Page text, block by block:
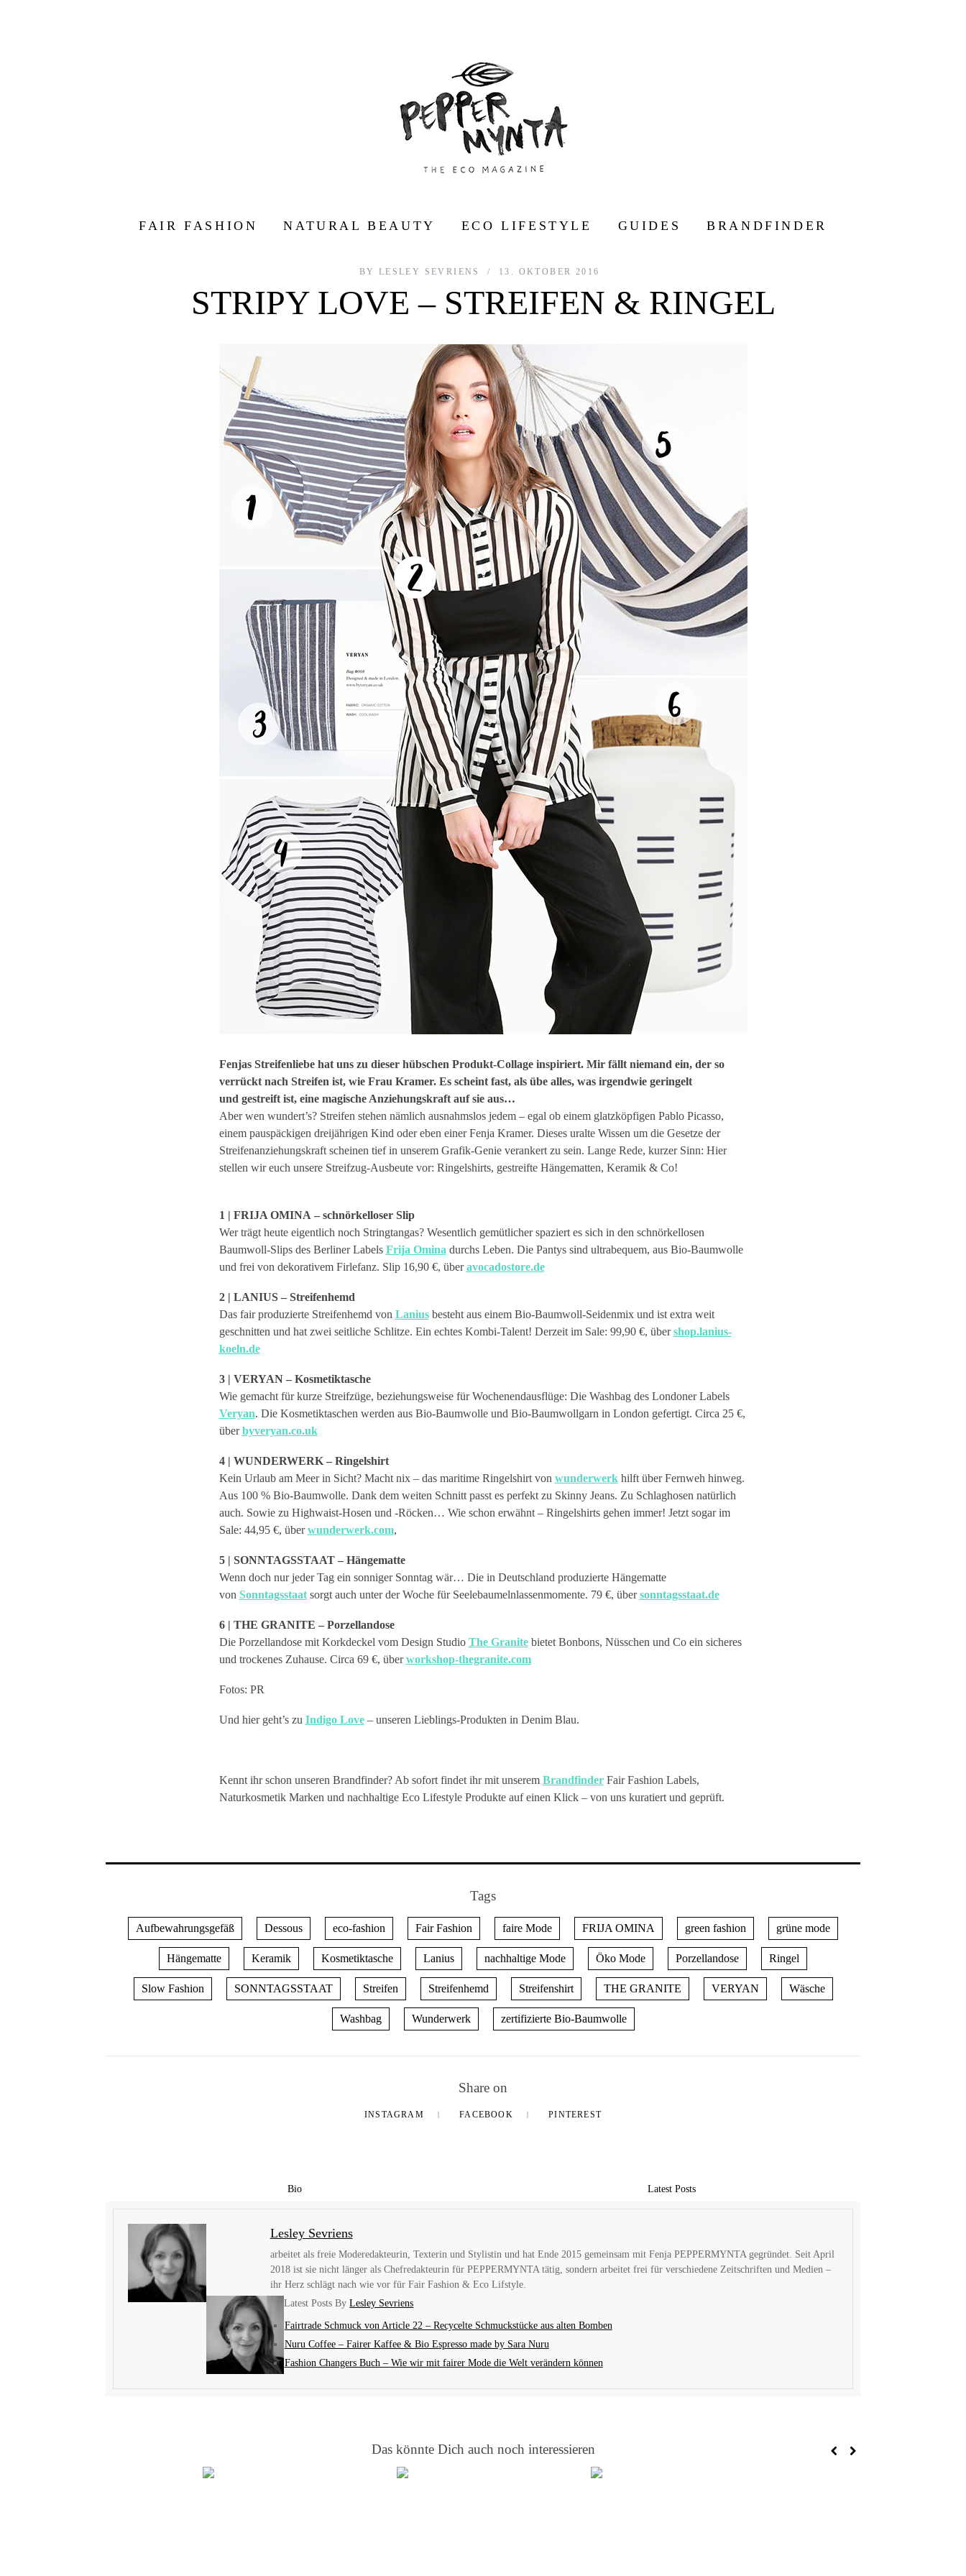
FAIR FASHION NATURAL BEAUTY ECO LIFESTYLE GUIDES BRANDFINDER
BY LESLEY SEVRIENS 13. OKTOBER 2016
STRIPY LOVE – STREIFEN & RINGEL
Fenjas Streifenliebe hat uns zu dieser hübschen Produkt-Collage inspiriert. Mir fällt niemand ein, der so
verrückt nach Streifen ist, wie Frau Kramer. Es scheint fast, als übe alles, was irgendwie geringelt
und gestreift ist, eine magische Anziehungskraft auf sie aus…
Aber wen wundert’s? Streifen stehen nämlich ausnahmslos jedem – egal ob einem glatzköpfigen Pablo Picasso,
einem pauspäckigen dreijährigen Kind oder eben einer Fenja Kramer. Dieses uralte Wissen um die Gesetze der
Streifenanziehungskraft scheinen tief in unserem Grafik-Genie verankert zu sein. Lange Rede, kurzer Sinn: Hier
stellen wir euch unsere Streifzug-Ausbeute vor: Ringelshirts, gestreifte Hängematten, Keramik & Co!
1 | FRIJA OMINA – schnörkelloser Slip
Wer trägt heute eigentlich noch Stringtangas? Wesentlich gemütlicher spaziert es sich in den schnörkellosen
Baumwoll-Slips des Berliner Labels Frija Omina durchs Leben. Die Pantys sind ultrabequem, aus Bio-Baumwolle
und frei von dekorativem Firlefanz. Slip 16,90 €, überavocadostore.de
2 | LANIUS – Streifenhemd
Das fair produzierte Streifenhemd von Laniusbesteht aus einem Bio-Baumwoll-Seidenmix und ist extra weit
geschnitten und hat zwei seitliche Schlitze. Ein echtes Kombi-Talent! Derzeit im Sale: 99,90 €, übershop.lanius-
koeln.de
3 | VERYAN – Kosmetiktasche
Wie gemacht für kurze Streifzüge, beziehungsweise für Wochenendausflüge: Die Washbag des Londoner Labels
Veryan. Die Kosmetiktaschen werden aus Bio-Baumwolle und Bio-Baumwollgarn in London gefertigt. Circa 25 €,
über byveryan.co.uk
4 | WUNDERWERK – Ringelshirt
Kein Urlaub am Meer in Sicht? Macht nix – das maritime Ringelshirt von wunderwerkhilft über Fernweh hinweg.
Aus 100 % Bio-Baumwolle. Dank dem weiten Schnitt passt es perfekt zu Skinny Jeans. Zu Schlaghosen natürlich
auch. Sowie zu Highwaist-Hosen und -Röcken… Wie schon erwähnt – Ringelshirts gehen immer! Jetzt sogar im
Sale: 44,95 €, überwunderwerk.com,
5 | SONNTAGSSTAAT – Hängematte
Wenn doch nur jeder Tag ein sonniger Sonntag wär… Die in Deutschland produzierte Hängematte
von Sonntagsstaatsorgt auch unter der Woche für Seelebaumelnlassenmomente. 79 €, übersonntagsstaat.de
6 | THE GRANITE – Porzellandose
Die Porzellandose mit Korkdeckel vom Design Studio The Granitebietet Bonbons, Nüsschen und Co ein sicheres
und trockenes Zuhause. Circa 69 €, überworkshop-thegranite.com
Fotos: PR
Und hier geht’s zu Indigo Love– unseren Lieblings-Produkten in Denim Blau.
Kennt ihr schon unseren Brandfinder? Ab sofort findet ihr mit unserem BrandfinderFair Fashion Labels,
Naturkosmetik Marken und nachhaltige Eco Lifestyle Produkte auf einen Klick – von uns kuratiert und geprüft.
Tags
Aufbewahrungsgefäß Dessous eco-fashion Fair Fashion faire Mode FRIJA OMINA green fashion grüne mode
Hängematte Keramik Kosmetiktasche Lanius nachhaltige Mode Öko Mode Porzellandose Ringel
Slow Fashion SONNTAGSSTAAT Streifen Streifenhemd Streifenshirt THE GRANITE VERYAN Wäsche
Washbag Wunderwerk zertifizierte Bio-Baumwolle
Share on
INSTAGRAM FACEBOOK PINTEREST
Bio Latest Posts
Lesley Sevriens
arbeitet als freie Moderedakteurin, Texterin und Stylistin und hat Ende 2015 gemeinsam mit Fenja PEPPERMYNTA gegründet. Seit April
2018 ist sie nicht länger als Chefredakteurin für PEPPERMYNTA tätig, sondern arbeitet frei für verschiedene Zeitschriften und Medien –
ihr Herz schlägt nach wie vor für Fair Fashion & Eco Lifstyle.
Latest Posts ByLesley Sevriens
Fairtrade Schmuck von Article 22 – Recycelte Schmuckstücke aus alten Bomben
Nuru Coffee – Fairer Kaffee & Bio Espresso made by Sara Nuru
Fashion Changers Buch – Wie wir mit fairer Mode die Welt verändern können
Das könnte Dich auch noch interessieren